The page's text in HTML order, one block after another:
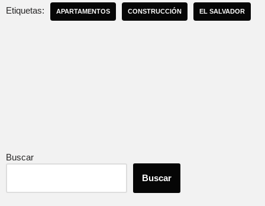
Etiquetas: APARTAMENTOS CONSTRUCCIÓN EL SALVADOR
Buscar
Buscar